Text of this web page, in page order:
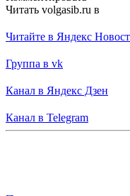
Читать volgasib.ru в
Читайте в Яндекс
Группа в vk
Канал в Яндекс Дзен
Канал в Telegram